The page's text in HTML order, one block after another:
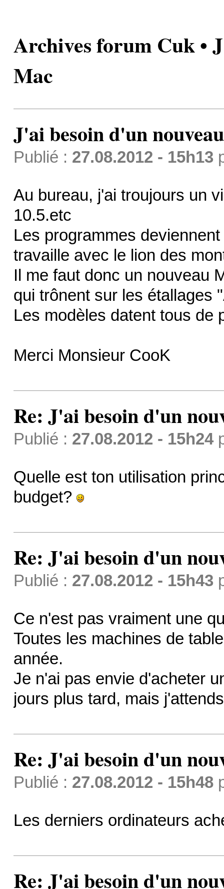
Archives forum Cuk •
Mac
J'ai besoin d'un
Publié : 27.08.2012 - 15h13
Au bureau, j'ai troujours un
10.5.etc
Les programmes
travaille avec le lion des
Il me faut donc un nouveau
qui trônent sur les étallages
Les modèles datent tous de
Merci Monsieur CooK
Re: J'ai besoin d'un
Publié : 27.08.2012 - 15h24
Quelle est ton utilisation
budget?
Re: J'ai besoin d'un
Publié : 27.08.2012 - 15h43
Ce n'est pas vraiment une
Toutes les machines de
année.
Je n'ai pas envie d'acheter
jours plus tard, mais
Re: J'ai besoin d'un
Publié : 27.08.2012 - 15h48
Les derniers ordinateurs
Re: J'ai besoin d'un